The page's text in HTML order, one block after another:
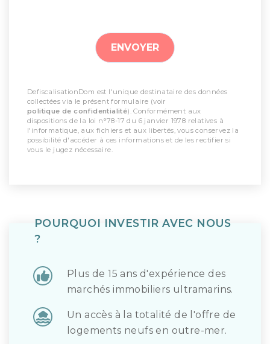
DefiscalisationDom est l'unique destinataire des données
collectées via le présent formulaire (voir
politique de confidentialité). Conformément aux
dispositions de la loi n°78-17 du 6 janvier 1978 relatives à
l'informatique, aux fichiers et aux libertés, vous conservez la
possibilité d'accéder à ces informations et de les rectifier si
vous le jugez nécessaire.
POURQUOI INVESTIR AVEC NOUS
?
Plus de 15 ans d'expérience des
marchés immobiliers ultramarins.
Un accès à la totalité de l'offre de
logements neufs en outre-mer.